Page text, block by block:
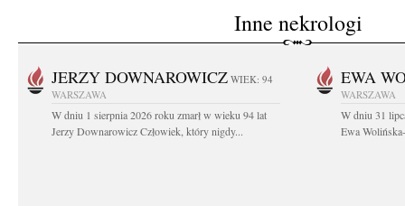
Inne nekrologi
JERZY DOWNAROWICZ WIEK: 94
WARSZAWA
W dniu 1 sierpnia 2026 roku zmarł w wieku 94 lat
Jerzy Downarowicz Człowiek, który nigdy...
EWA
WARSZAWA
W dniu 31
Ewa